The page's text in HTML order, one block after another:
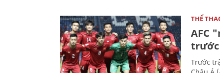
THỂ
AFC
trước
Trước